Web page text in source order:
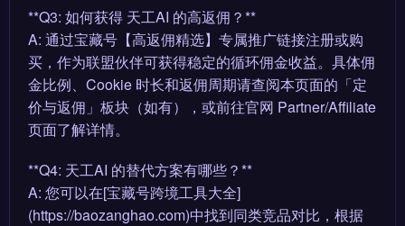
**Q3: 如何获得 天工AI 的高返佣？**
A: 通过宝藏号【高返佣精选】专属推广链接注册或购
买，作为联盟伙伴可获得稳定的循环佣金收益。具体佣
金比例、Cookie 时长和返佣周期请查阅本页面的「定
价与返佣」板块（如有），或前往官网 Partner/Affiliate
页面了解详情。
**Q4: 天工AI 的替代方案有哪些？**
A: 您可以在[宝藏号跨境工具大全]
(https://baozanghao.com)中找到同类竞品对比，根据